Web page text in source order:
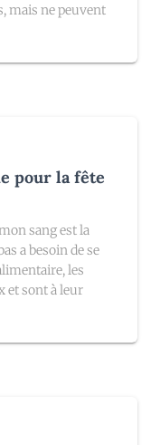
mais ne peuvent
pour la fête
sang est la
a besoin de se
les
et sont à leur